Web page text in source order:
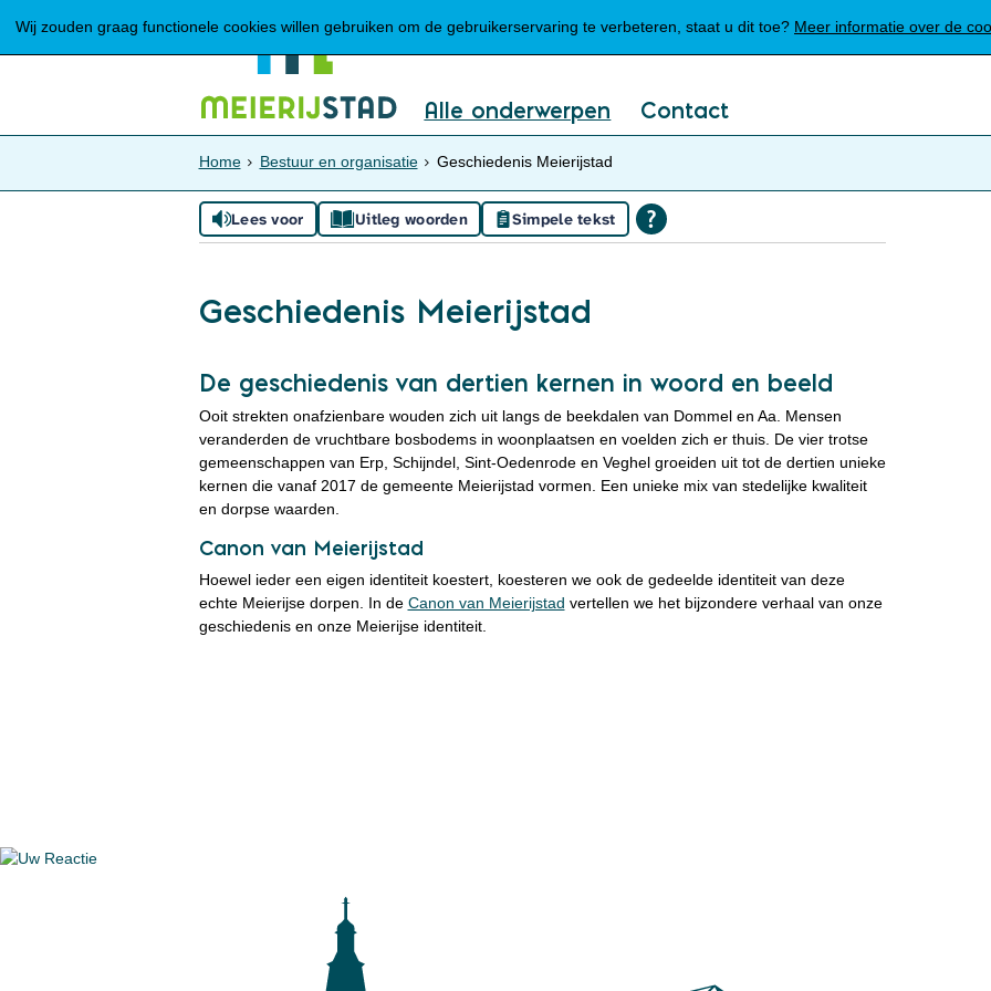
Wij zouden graag functionele cookies willen gebruiken om de gebruikerservaring te verbeteren, staat u dit toe? Meer informatie over de
Mijn Meierijstad
Alle onderwerpen Contact
Home Bestuur en organisatie Geschiedenis Meierijstad
Lees voor Uitleg woorden Simpele tekst
Geschiedenis Meierijstad
De geschiedenis van dertien kernen in woord en beeld
Ooit strekten onafzienbare wouden zich uit langs de beekdalen van Dommel en Aa. Mensen
veranderden de vruchtbare bosbodems in woonplaatsen en voelden zich er thuis. De vier trotse
gemeenschappen van Erp, Schijndel, Sint-Oedenrode en Veghel groeiden uit tot de dertien unieke
kernen die vanaf 2017 de gemeente Meierijstad vormen. Een unieke mix van stedelijke kwaliteit
en dorpse waarden.
Canon van Meierijstad
Hoewel ieder een eigen identiteit koestert, koesteren we ook de gedeelde identiteit van deze
echte Meierijse dorpen. In de Canon van Meierijstad vertellen we het bijzondere verhaal van onze
geschiedenis en onze Meierijse identiteit.